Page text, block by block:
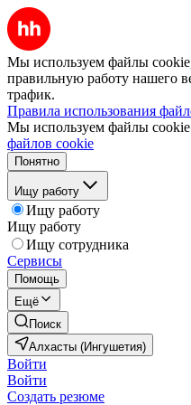
Мы используем файлы
правильную работу нашего
трафик.
Правила использования
Мы используем файлы
файлов cookie
Понятно
Ищу работу
Ищу работу
Ищу работу
Ищу сотрудника
Сервисы
Помощь
Ещё
Поиск
Алхасты (Ингушетия)
Войти
Войти
Создать резюме